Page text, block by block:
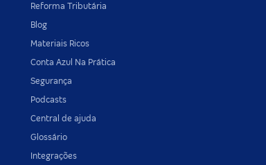
Reforma Tributária
Blog
Materiais Ricos
Conta Azul Na Prática
Segurança
Podcasts
Central de ajuda
Glossário
Integrações